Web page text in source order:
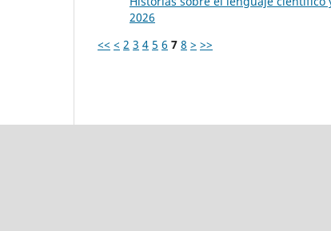
2026
<< < 2 3 4 5 6 7 8 > >>